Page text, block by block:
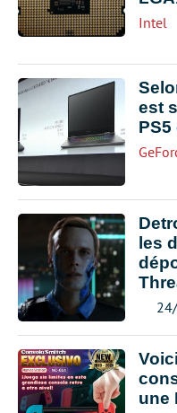
Intel
est
PS5
les
une